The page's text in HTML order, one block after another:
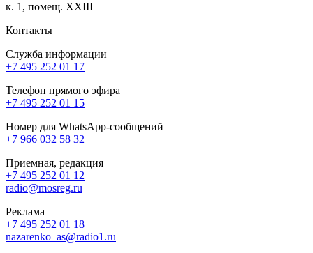
к. 1, помещ. XXIII
Контакты
Служба информации
+7 495 252 01 17
Телефон прямого эфира
+7 495 252 01 15
Номер для WhatsApp-сообщений
+7 966 032 58 32
Приемная, редакция
+7 495 252 01 12
radio@mosreg.ru
Реклама
+7 495 252 01 18
nazarenko_as@radio1.ru